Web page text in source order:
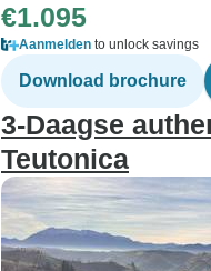
€1.095
Aanmelden to unlock savings
Download brochure
3-Daagse
Teutonica